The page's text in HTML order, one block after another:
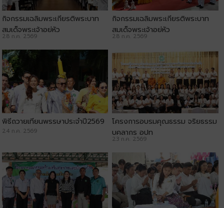
กิจกรรมเฉลิมพระเกียรติพระบาท
สมเด็จพระเจ้าอยู่หัว
28 ก.ค. 2569
กิจกรรมเฉลิมพระเกียรติพระบาท
สมเด็จพระเจ้าอยู่หัว
28 ก.ค. 2569
พิธีถวายเทียนพรรษาประจำปี2569
24 ก.ค. 2569
โครงการอบรมคุณธรรม จริยธรรม
บุคลากร อปท
23 ก.ค. 2569